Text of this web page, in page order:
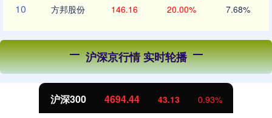
10 方邦股份 146.16 20.00% 7.68%
沪深京行情 实时轮播
沪深300 4694.44 43.13 0.93%